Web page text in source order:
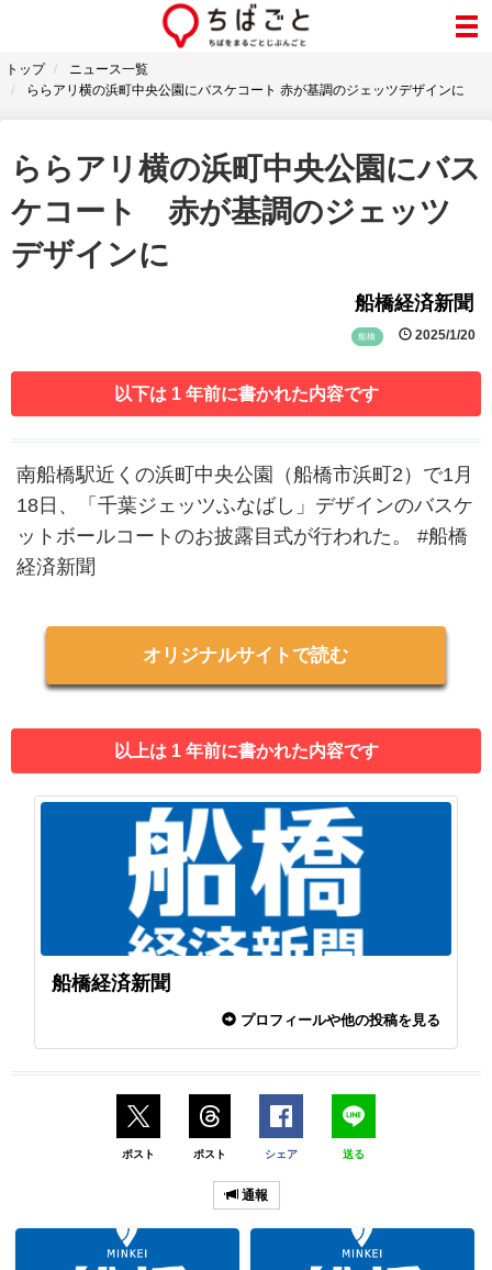
トップ
ニュース一覧
ららアリ横の浜町中央公園にバスケコート 赤が基調のジェッツデザインに
ららアリ横の浜町中央公園にバス
ケコート 赤が基調のジェッツ
デザインに
船橋経済新聞
船橋 2025/1/20
以下は 1 年前に書かれた内容です
南船橋駅近くの浜町中央公園（船橋市浜町2）で1月
18日、「千葉ジェッツふなばし」デザインのバスケ
ットボールコートのお披露目式が行われた。 #船橋
経済新聞
オリジナルサイトで読む
以上は 1 年前に書かれた内容です
船橋経済新聞
プロフィールや他の投稿を見る
ポスト ポスト シェア 送る
通報